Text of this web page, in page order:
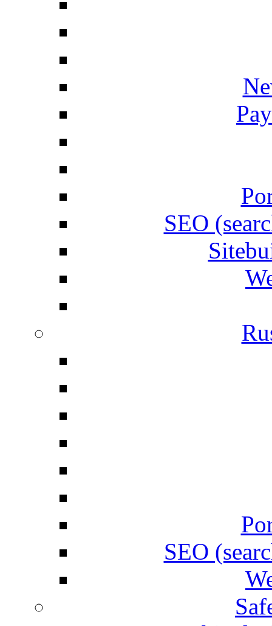
SEO
SEO